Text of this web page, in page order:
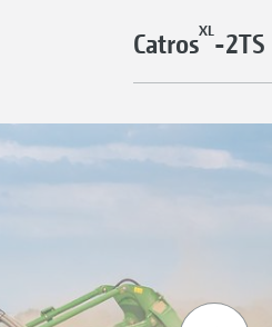
CatrosXL-2TS